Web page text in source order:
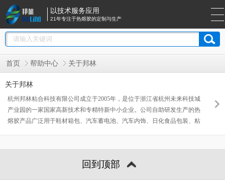
以技术服务应用
21年专注于热熔胶的定制与生产
首页 帮助中心 关于邦林
关于邦林
杭州邦林粘合科技有限公司成立于2005年，是位于浙江省杭州未来科技城
产业园的一家国家高新技术和专精特新中小企业。公司自助研发生产的热
熔胶产品广泛用于鞋材箱包、汽车蓄电池、汽车内饰、日化食品包装、粘
后服务管理体系。公司先后引入了SAP车间一体化软件D-WORK、
回到顶部